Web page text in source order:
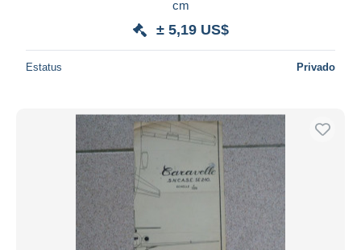
cm
± 5,19 US$
Estatus Privado